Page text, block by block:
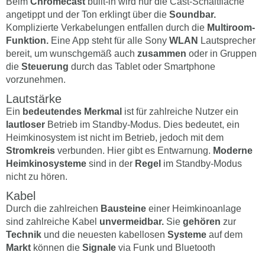
angetippt und der Ton erklingt über die Soundbar.
Komplizierte Verkabelungen entfallen durch die Multiroom-
Funktion. Eine App steht für alle Sony WLAN Lautsprecher
bereit, um wunschgemäß auch zusammen oder in Gruppen
die Steuerung durch das Tablet oder Smartphone
vorzunehmen.
Lautstärke
Ein bedeutendes Merkmal ist für zahlreiche Nutzer ein
lautloser Betrieb im Standby-Modus. Dies bedeutet, ein
Heimkinosystem ist nicht im Betrieb, jedoch mit dem
Stromkreis verbunden. Hier gibt es Entwarnung. Moderne
Heimkinosysteme sind in der Regel im Standby-Modus
nicht zu hören.
Kabel
Durch die zahlreichen Bausteine einer Heimkinoanlage
sind zahlreiche Kabel unvermeidbar. Sie gehören zur
Technik und die neuesten kabellosen Systeme auf dem
Markt können die Signale via Funk und Bluetooth